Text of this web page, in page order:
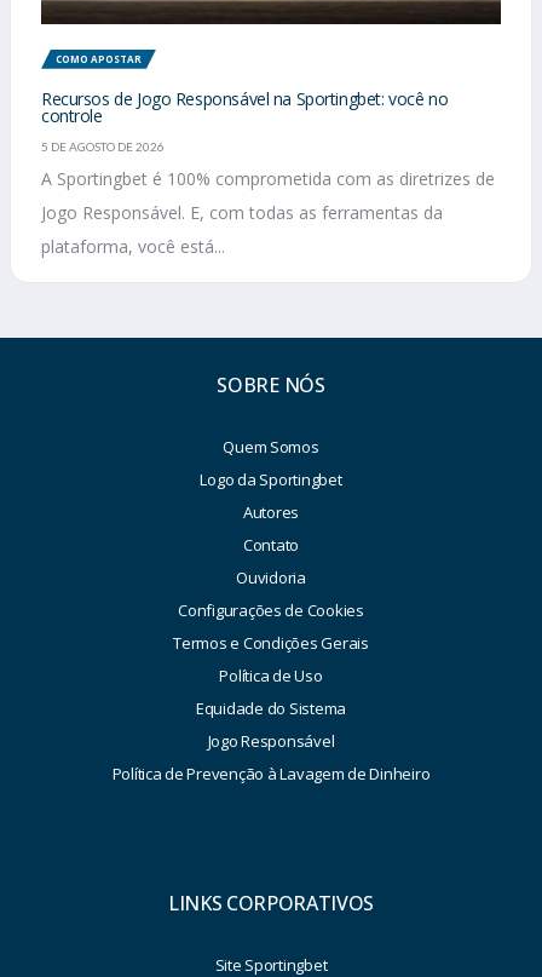
COMO APOSTAR
Recursos de Jogo Responsável na Sportingbet: você no
controle
5 DE AGOSTO DE 2026
A Sportingbet é 100% comprometida com as diretrizes de
Jogo Responsável. E, com todas as ferramentas da
plataforma, você está...
SOBRE NÓS
Quem Somos
Logo da Sportingbet
Autores
Contato
Ouvidoria
Configurações de Cookies
Termos e Condições Gerais
Política de Uso
Equidade do Sistema
Jogo Responsável
Política de Prevenção à Lavagem de Dinheiro
LINKS CORPORATIVOS
Site Sportingbet